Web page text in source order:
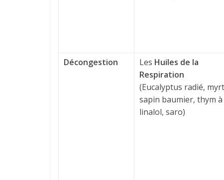
Décongestion Les Huiles de la
Respiration
(Eucalyptus radié,
sapin baumier, thym à
linalol, saro)